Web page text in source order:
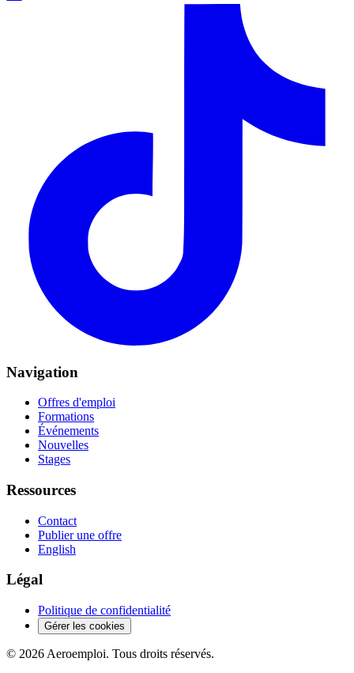
Navigation
Offres d'emploi
Formations
Événements
Nouvelles
Stages
Ressources
Contact
Publier une offre
English
Légal
Politique de confidentialité
Gérer les cookies
© 2026 Aeroemploi. Tous droits réservés.